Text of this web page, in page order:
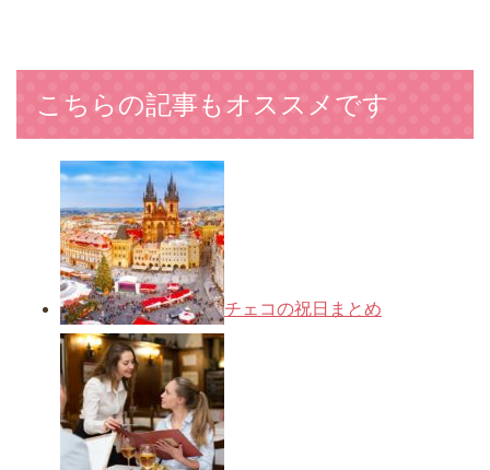
こちらの記事もオススメです
チェコの祝日まとめ